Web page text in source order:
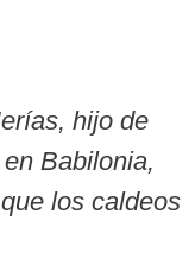
hijo de
Babilonia,
los caldeos